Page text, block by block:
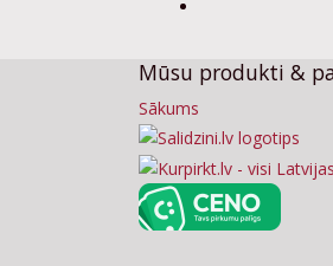
Mūsu produkti &
Sākums